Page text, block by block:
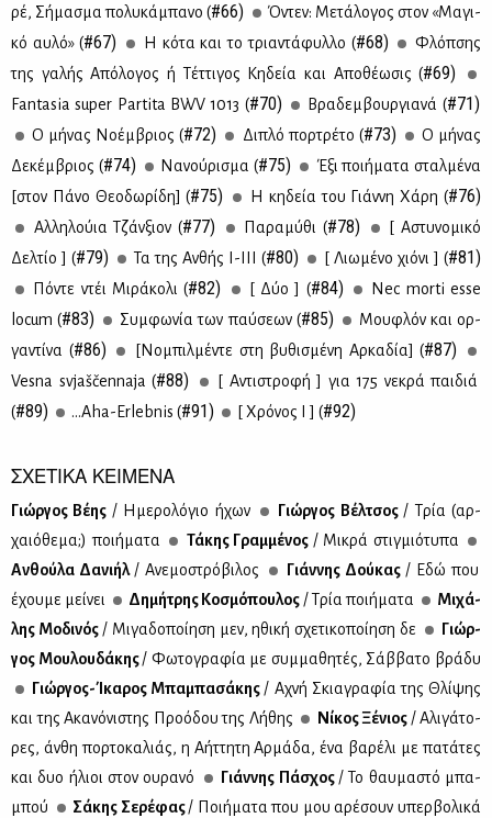
ρέ, Σή­μα­σμα πο­λυ­κά­μπα­νο (#66)
Όντεν: Με­τά­λο­γος στον «Μα­γι­
κό αυ­λό» (#67) Η κό­τα και το τρια­ντά­φυλ­λο (#68)
Φλόπ­σης
της γα­λής Από­λο­γος ή Τέτ­τι­γος Κη­δεία και Απο­θέ­ω­σις (#69)
Fantasia super Partita BWV 1013 (#70) Βρα­δεμ­βουρ­για­νά (#71)
Ο μή­νας Νο­έμ­βριος (#72) Δι­πλό πορ­τρέ­το (#73)
Ο μή­νας
Δε­κέμ­βριος (#74) Να­νού­ρι­σμα (#75)
Έξι ποι­ή­μα­τα σταλ­μέ­να
[στον Πά­νο Θε­ο­δω­ρί­δη] (#75) Η κη­δεία του Γιάν­νη Χά­ρη (#76)
Αλ­λη­λού­ια Τζάν­ξιον (#77) Πα­ρα­μύ­θι (#78)
[ Αστυ­νο­μι­κό
Δελ­τίο ] (#79) Τα της Αν­θής Ι-ΙΙΙ (#80) [ Λιω­μέ­νο χιό­νι ] (#81)
Πό­ντε ντέι Μι­ρά­κο­λι (#82) [ Δύο ] (#84)
Nec morti esse
locum (#83) Συμ­φω­νία των παύ­σε­ων (#85)
Μου­φλόν και ορ­
γα­ντί­να (#86) [Νο­μπιλ­μέ­ντε στη βυ­θι­σμέ­νη Αρ­κα­δία] (#87)
Vesna svjaščennaja (#88)
[ Αντι­στρο­φή ] για 175 νε­κρά παι­διά
(#89) …Aha-Erlebnis (#91) [ Χρό­νος Ι ] (#92)
ΣΧΕΤΙΚΑ ΚΕΙΜΕΝΑ
Γιώρ­γος Βέ­ης / Ημε­ρο­λό­γιο ήχων Γιώρ­γος Βέλ­τσος / Τρία (αρ­
χαιό­θε­μα;) ποι­ή­μα­τα
Τά­κης Γραμ­μέ­νος / Μι­κρά στιγ­μιό­τυ­πα
Αν­θού­λα Δα­νι­ήλ / Ανε­μο­στρό­βι­λος Γιάν­νης Δού­κας / Εδώ που
έχου­με μεί­νει
Δη­μή­τρης Κο­σμό­που­λος / Τρία ποι­ή­μα­τα
Μι­χά­
λης Μο­δι­νός / Μι­γα­δο­ποί­η­ση μεν, ηθι­κή σχε­τι­κο­ποί­η­ση δε
Γιώρ­
γος Μου­λου­δά­κης/ Φω­το­γρα­φία με συμ­μα­θη­τές, Σάβ­βα­το βρά­δυ
Γιώρ­γος-Ίκα­ρος Μπα­μπα­σά­κης / Αχνή Σκια­γρα­φία της Θλί­ψης
και της Ακα­νό­νι­στης Προ­ό­δου της Λή­θης
Νί­κος Ξέ­νιος / Αλι­γά­το­
ρες, άν­θη πορ­το­κα­λιάς, η Αήτ­τη­τη Αρ­μά­δα, ένα βα­ρέ­λι με πα­τά­τες
και δυο ήλιοι στον ου­ρα­νό
Γιάν­νης Πά­σχος / Το θαυ­μα­στό μπα­
μπού
Σά­κης Σε­ρέ­φας/ Ποι­ή­μα­τα που μου αρέ­σουν υπερ­βο­λι­κά